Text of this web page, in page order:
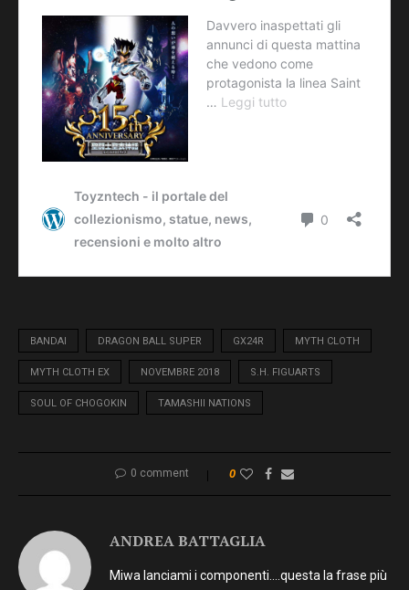
BANDAI DRAGON BALL SUPER GX24R MYTH CLOTH
MYTH CLOTH EX NOVEMBRE 2018 S.H. FIGUARTS
SOUL OF CHOGOKIN TAMASHII NATIONS
0 comment 0
ANDREA BATTAGLIA
Miwa lanciami i componenti….questa la frase più